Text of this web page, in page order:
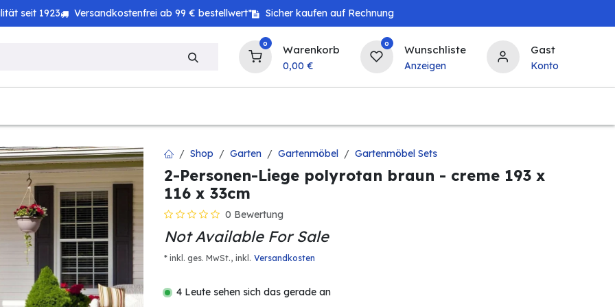
seit 1923 Versandkostenfrei ab 99 € bestellwert* Sicher kaufen auf Rechnung
0 Warenkorb
0,00 €
0 Wunschliste
Anzeigen
Gast
Konto
Shop Garten Gartenmöbel Gartenmöbel Sets
2-Personen-Liege polyrotan braun - creme 193 x
116 x 33cm
0 Bewertung
Not Available For Sale
* inkl. ges. MwSt., inkl. Versandkosten
4 Leute sehen sich das gerade an